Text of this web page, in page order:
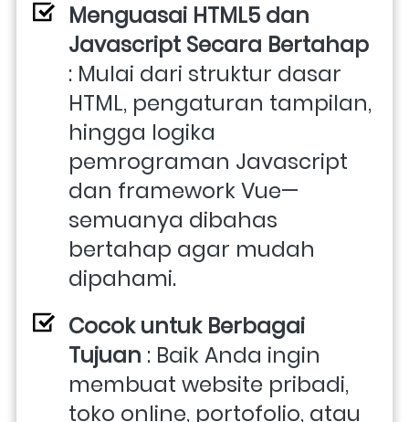
Menguasai HTML5 dan
Javascript Secara Bertahap
: Mulai dari struktur dasar
HTML, pengaturan tampilan,
hingga logika
pemrograman Javascript
dan framework Vue—
semuanya dibahas
bertahap agar mudah
dipahami.
Cocok untuk Berbagai
Tujuan : Baik Anda ingin
membuat website pribadi,
toko online, portofolio, atau